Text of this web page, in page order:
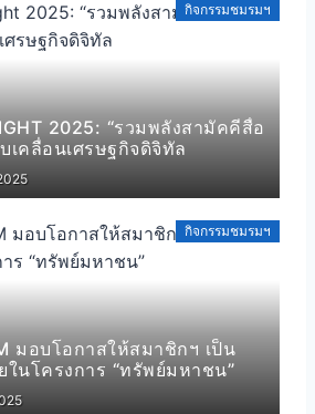
กิจกรรมชมรมฯ
2025: “รวมพลังสามัคคีสื่อ
เคลื่อนเศรษฐกิจดิจิทัล
กิจกรรมชมรมฯ
มอบโอกาสให้สมาชิกฯ เป็น
ในโครงการ “ทรัพย์มหาชน”